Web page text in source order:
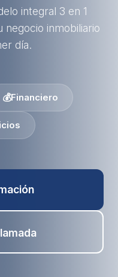
integral 3 en 1
negocio inmobiliario
día.
💰Financiero